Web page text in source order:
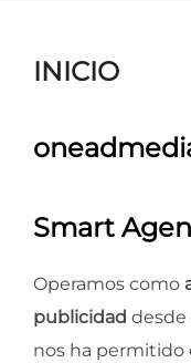
INICIO
Smart
Operamos como
publicidad desde
nos ha permitido